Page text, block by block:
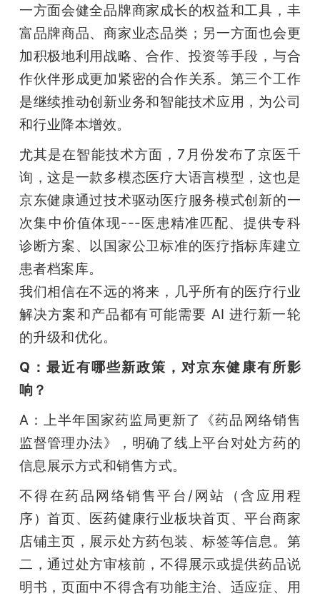
一方面会健全品牌商家成长的权益和工具，丰
富品牌商品、商家业态品类；另一方面也会更
加积极地利用战略、合作、投资等手段，与合
作伙伴形成更加紧密的合作关系。第三个工作
是继续推动创新业务和智能技术应用，为公司
和行业降本增效。
尤其是在智能技术方面，7月份发布了京医千
询，这是一款多模态医疗大语言模型，这也是
京东健康通过技术驱动医疗服务模式创新的一
次集中价值体现---医患精准匹配、提供专科
诊断方案、以国家公卫标准的医疗指标库建立
患者档案库。
我们相信在不远的将来，几乎所有的医疗行业
解决方案和产品都有可能需要 AI 进行新一轮
的升级和优化。
Q：最近有哪些新政策，对京东健康有所影
响？
A：上半年国家药监局更新了《药品网络销售
监督管理办法》，明确了线上平台对处方药的
信息展示方式和销售方式。
不得在药品网络销售平台/网站（含应用程
序）首页、医药健康行业板块首页、平台商家
店铺主页，展示处方药包装、标签等信息。第
二，通过处方审核前，不得展示或提供药品说
明书，页面中不得含有功能主治、适应症、用